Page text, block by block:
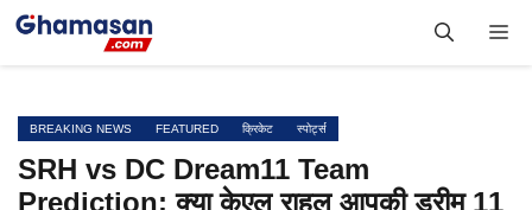
Skip
BREAKING NEWS FEATURED क्रिकेट स्पोर्ट्स
SRH vs DC Dream11 Team
Prediction: क्या केएल राहुल आपकी ड्रीम 11